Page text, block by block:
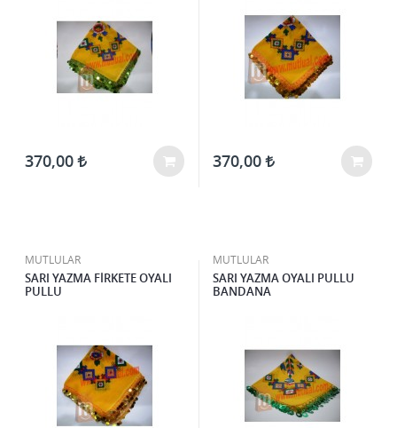
370,00 370,00
MUTLULAR
SARI YAZMA FİRKETE OYALI
PULLU
MUTLULAR
SARI YAZMA OYALI PULLU
BANDANA